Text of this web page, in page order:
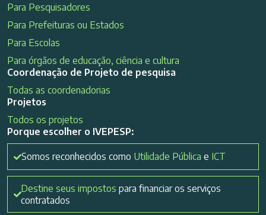
Para Pesquisadores
Para Prefeituras ou Estados
Para Escolas
Para órgãos de educação, ciência e cultura
Coordenação de Projeto de pesquisa
Todas as coordenadorias
Projetos
Todos os projetos
Porque escolher o IVEPESP:
Somos reconhecidos como Utilidade Pública e ICT
Destine seus impostos para financiar os serviços
contratados